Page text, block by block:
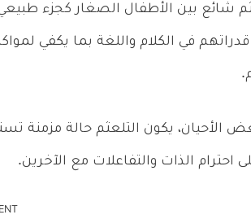
شائع بين الأطفال الصغار كجزء
في الكلام واللغة بما يكفي
الأحيان، يكون التلعثم حالة مزمنة
احترام الذات والتفاعلات مع الآخرين.